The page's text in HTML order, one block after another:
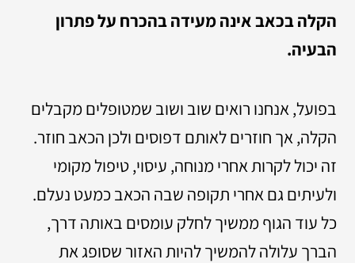
הקלה בכאב אינה מעידה בהכרח על פתרון
הבעיה.
בפועל, אנחנו רואים שוב ושוב שמטופלים מקבלים
הקלה, אך חוזרים לאותם דפוסים ולכן הכאב חוזר.
זה יכול לקרות אחרי מנוחה, עיסוי, טיפול מקומי
ולעיתים גם אחרי תקופה שבה הכאב כמעט נעלם.
כל עוד הגוף ממשיך לחלק עומסים באותה דרך,
הברך עלולה להמשיך להיות האזור שסופג את